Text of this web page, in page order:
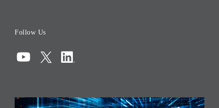
コンプライアンス
リスクマネジメント
Follow Us